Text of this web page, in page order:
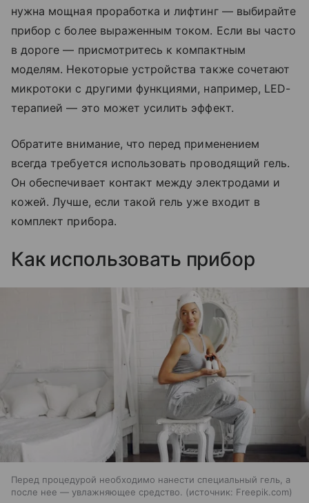
нужна мощная проработка и лифтинг — выбирайте
прибор с более выраженным током. Если вы часто
в дороге — присмотритесь к компактным
моделям. Некоторые устройства также сочетают
микротоки с другими функциями, например, LED-
терапией — это может усилить эффект.
Обратите внимание, что перед применением
всегда требуется использовать проводящий гель.
Он обеспечивает контакт между электродами и
кожей. Лучше, если такой гель уже входит в
комплект прибора.
Как использовать прибор
Перед процедурой необходимо нанести специальный гель, а
после нее — увлажняющее средство.
источник: Freepik.com